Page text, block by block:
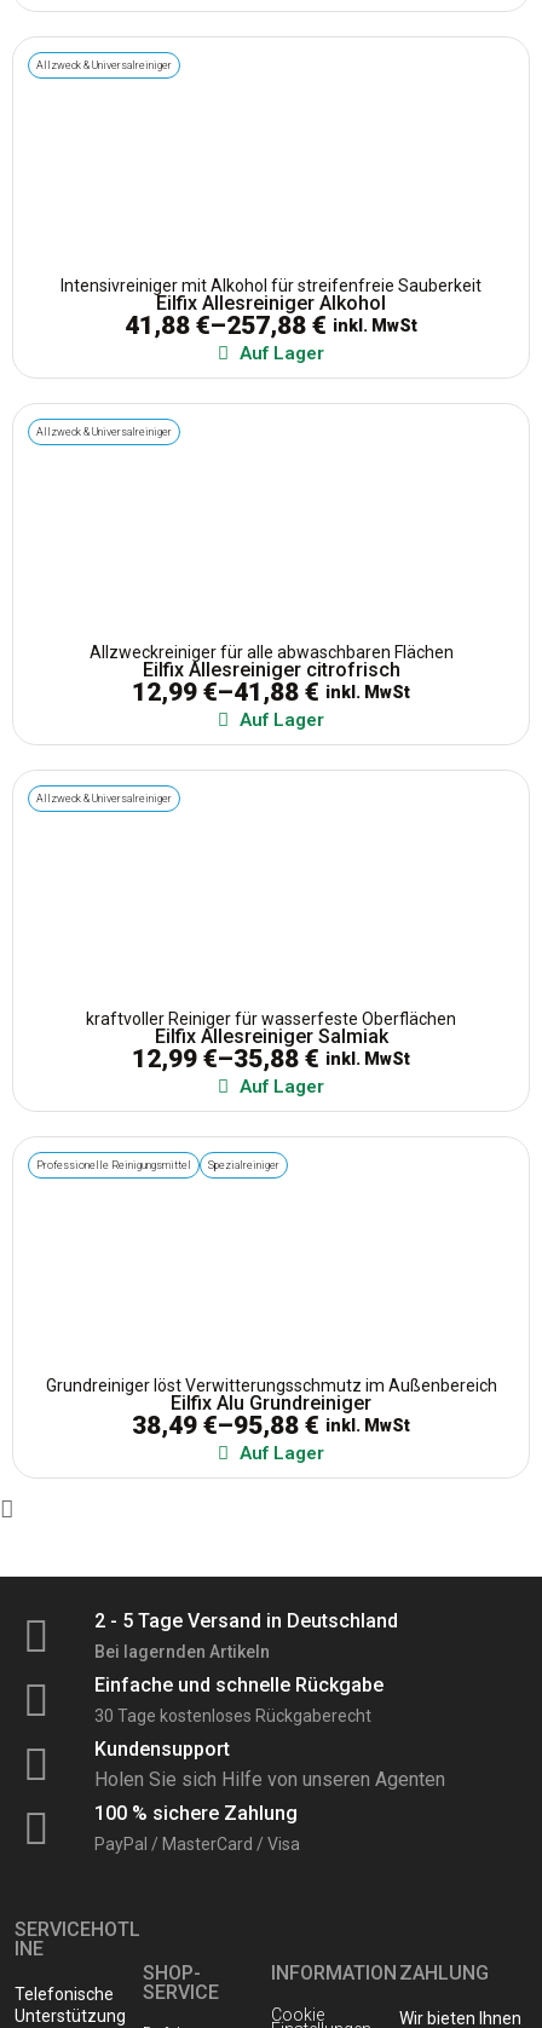
Allzweck & Universalreiniger
Intensivreiniger mit Alkohol für streifenfreie Sauberkeit
Eilfix Allesreiniger Alkohol
41,88 €–257,88 € inkl. MwSt
Auf Lager
Allzweck & Universalreiniger
Allzweckreiniger für alle abwaschbaren Flächen
Eilfix Allesreiniger citrofrisch
12,99 €–41,88 € inkl. MwSt
Auf Lager
Allzweck & Universalreiniger
kraftvoller Reiniger für wasserfeste Oberflächen
Eilfix Allesreiniger Salmiak
12,99 €–35,88 € inkl. MwSt
Auf Lager
Professionelle Reinigungsmittel Spezialreiniger
Grundreiniger löst Verwitterungsschmutz im Außenbereich
Eilfix Alu Grundreiniger
38,49 €–95,88 € inkl. MwSt
Auf Lager
2 - 5 Tage Versand in Deutschland
Bei lagernden Artikeln
Einfache und schnelle Rückgabe
30 Tage kostenloses Rückgaberecht
Kundensupport
Holen Sie sich Hilfe von unseren Agenten
100 % sichere Zahlung
PayPal / MasterCard / Visa
SERVICEHOTL
INE
Telefonische
Unterstützung
SHOP-
SERVICE
INFORMATION
Cookie
ZAHLUNG
Wir bieten Ihnen